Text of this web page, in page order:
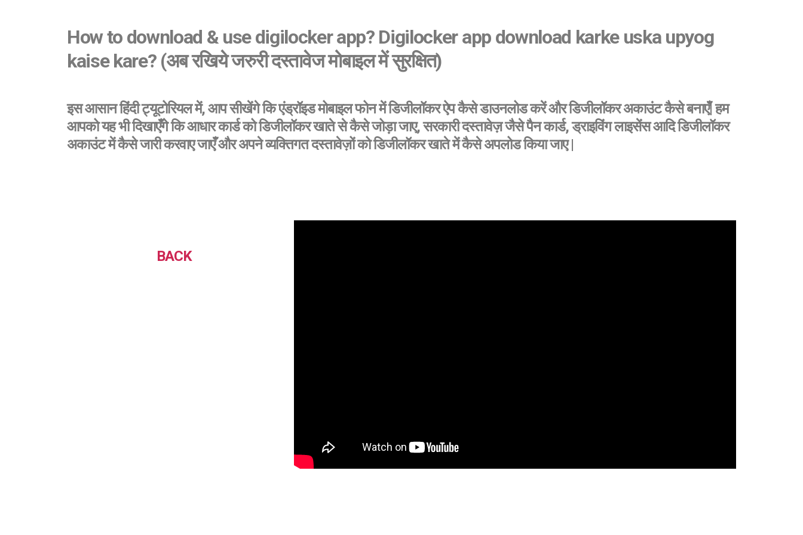
How to download & use digilocker app? Digilocker app download karke uska upyog
kaise kare? (अब रखिये जरुरी दस्तावेज मोबाइल में सुरक्षित)
इस आसान हिंदी ट्यूटोरियल में, आप सीखेंगे कि एंड्रॉइड मोबाइल फोन में डिजीलॉकर ऐप कैसे डाउनलोड करें और डिजीलॉकर अकाउंट कैसे बनाएँ| हम
आपको यह भी दिखाएँगे कि आधार कार्ड को डिजीलॉकर खाते से कैसे जोड़ा जाए, सरकारी दस्तावेज़ जैसे पैन कार्ड, ड्राइविंग लाइसेंस आदि डिजीलॉकर
अकाउंट में कैसे जारी करवाए जाएँ और अपने व्यक्तिगत दस्तावेज़ों को डिजीलॉकर खाते में कैसे अपलोड किया जाए |
BACK